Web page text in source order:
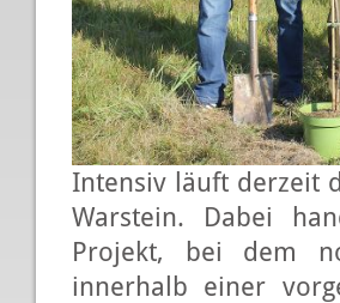
Intensiv läuft derzeit
Warstein. Dabei
Projekt, bei dem
innerhalb einer